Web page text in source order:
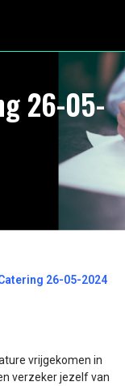
26-05-
26-05-2024
vrijgekomen in
verzeker jezelf van